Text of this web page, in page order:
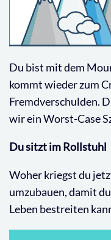
Du bist mit dem
kommt wieder zum
Fremdverschulden.
wir ein Worst-Case
Du sitzt im Rollstuhl
Woher kriegst du
umzubauen, damit
Leben bestreiten